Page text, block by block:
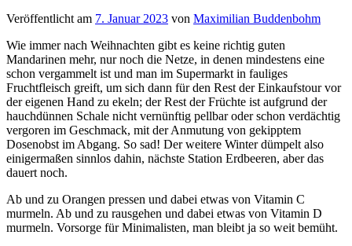
Veröffentlicht am 7. Januar 2023 von Maximilian Buddenbohm
Wie immer nach Weihnachten gibt es keine richtig guten
Mandarinen mehr, nur noch die Netze, in denen mindestens eine
schon vergammelt ist und man im Supermarkt in fauliges
Fruchtfleisch greift, um sich dann für den Rest der Einkaufstour vor
der eigenen Hand zu ekeln; der Rest der Früchte ist aufgrund der
hauchdünnen Schale nicht vernünftig pellbar oder schon verdächtig
vergoren im Geschmack, mit der Anmutung von gekipptem
Dosenobst im Abgang. So sad! Der weitere Winter dümpelt also
einigermaßen sinnlos dahin, nächste Station Erdbeeren, aber das
dauert noch.
Ab und zu Orangen pressen und dabei etwas von Vitamin C
murmeln. Ab und zu rausgehen und dabei etwas von Vitamin D
murmeln. Vorsorge für Minimalisten, man bleibt ja so weit bemüht.